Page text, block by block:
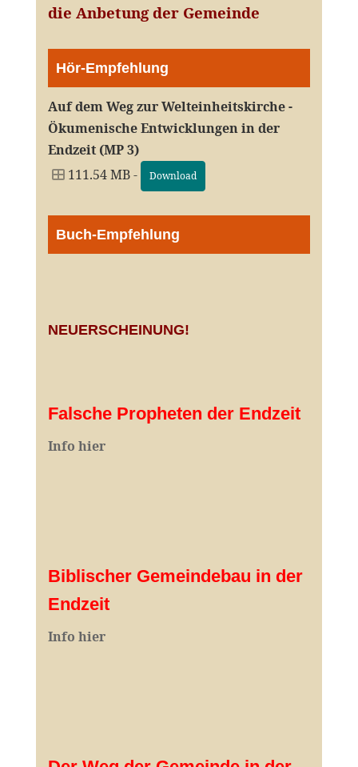
die Anbetung der Gemeinde
Hör-Empfehlung
Auf dem Weg zur Welteinheitskirche -
Ökumenische Entwicklungen in der
Endzeit (MP 3)
111.54 MB -
Download
Buch-Empfehlung
NEUERSCHEINUNG!
Falsche Propheten der Endzeit
Info hier
Biblischer Gemeindebau in der
Endzeit
Info hier